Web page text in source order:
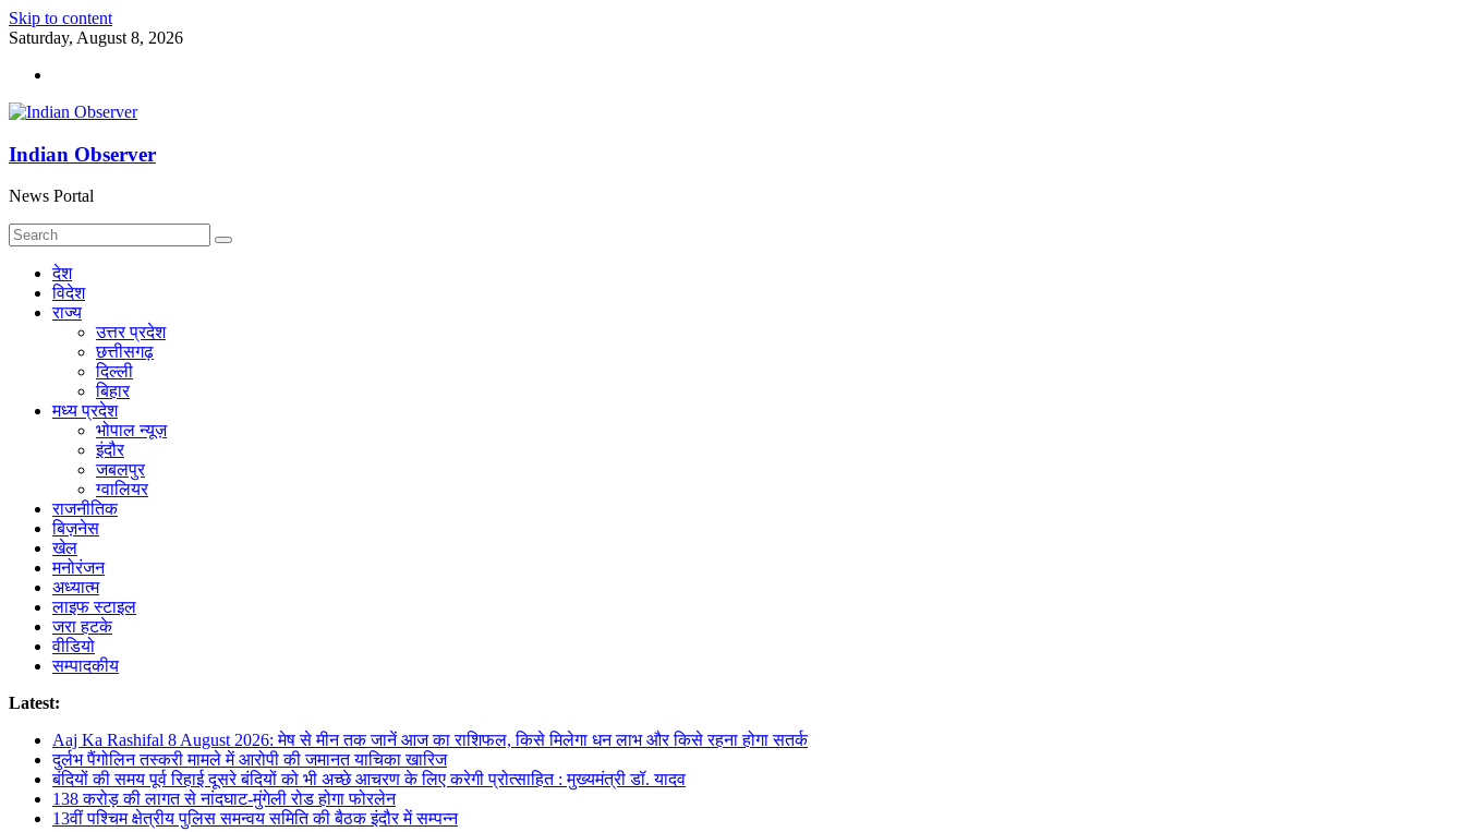
Skip to content
Saturday, August 8, 2026
Indian Observer
News Portal
देश
विदेश
राज्य
उत्तर प्रदेश
छत्तीसगढ़
दिल्ली
बिहार
मध्य प्रदेश
भोपाल न्यूज़
इंदौर
जबलपुर
ग्वालियर
राजनीतिक
बिज़नेस
खेल
मनोरंजन
अध्यात्म
लाइफ स्टाइल
जरा हटके
वीडियो
सम्पादकीय
Latest:
Aaj Ka Rashifal 8 August 2026: मेष से मीन तक जानें आज का राशिफल, किसे मिलेगा धन लाभ और किसे रहना होगा सतर्क
दुर्लभ पैंगोलिन तस्करी मामले में आरोपी की जमानत याचिका खारिज
बंदियों की समय पूर्व रिहाई दूसरे बंदियों को भी अच्छे आचरण के लिए करेगी प्रोत्साहित : मुख्यमंत्री डॉ. यादव
138 करोड़ की लागत से नांदघाट-मुंगेली रोड होगा फोरलेन
13वीं पश्चिम क्षेत्रीय पुलिस समन्वय समिति की बैठक इंदौर में सम्पन्न